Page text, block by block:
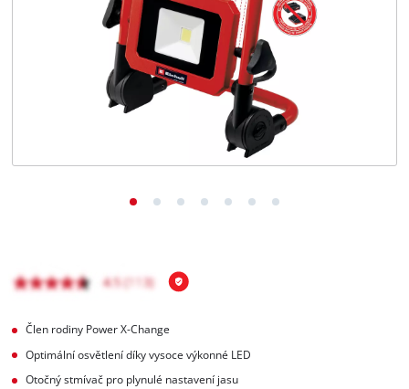
Člen rodiny Power X-Change
Optimální osvětlení díky vysoce výkonné LED
Otočný stmívač pro plynulé nastavení jasu